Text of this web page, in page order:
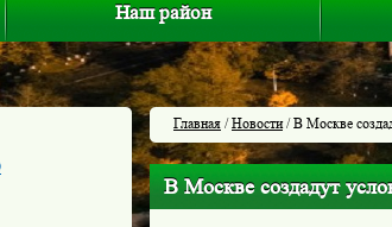
Наш район
Главная /Новости/ В Москве
В Москве создадут